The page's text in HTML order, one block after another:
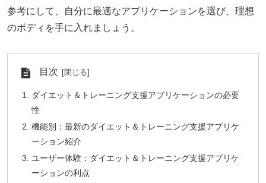
参考にして、自分に最適なアプリケーションを選び、理想
のボディを手に入れましょう。
目次
ダイエット＆トレーニング支援アプリケーションの必要
性
機能別：最新のダイエット＆トレーニング支援アプリケ
ーション紹介
ユーザー体験：ダイエット＆トレーニング支援アプリケ
ーションの利点